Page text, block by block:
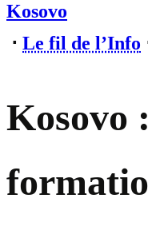
Kosovo
⋅ Le fil de l’Info
Kosovo